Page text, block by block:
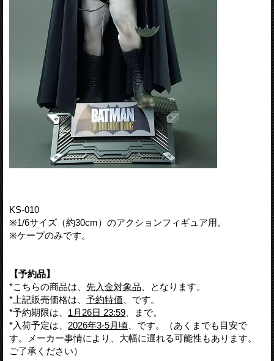
KS-010
※1/6サイズ（約30cm）のアクションフィギュア用。
※ケープのみです。
【予約品】
*こちらの商品は、 先入金対象品 、となります。
*上記販売価格は、 予約特価 、です。
*予約期限は、 1月26日 23:59 、まで。
*入荷予定は、 2026年3-5月頃 、です。（あくまでも目安で
す。メーカー事情により、大幅に遅れる可能性もあります。
ご了承ください）